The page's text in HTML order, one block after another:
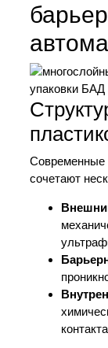
сочетают